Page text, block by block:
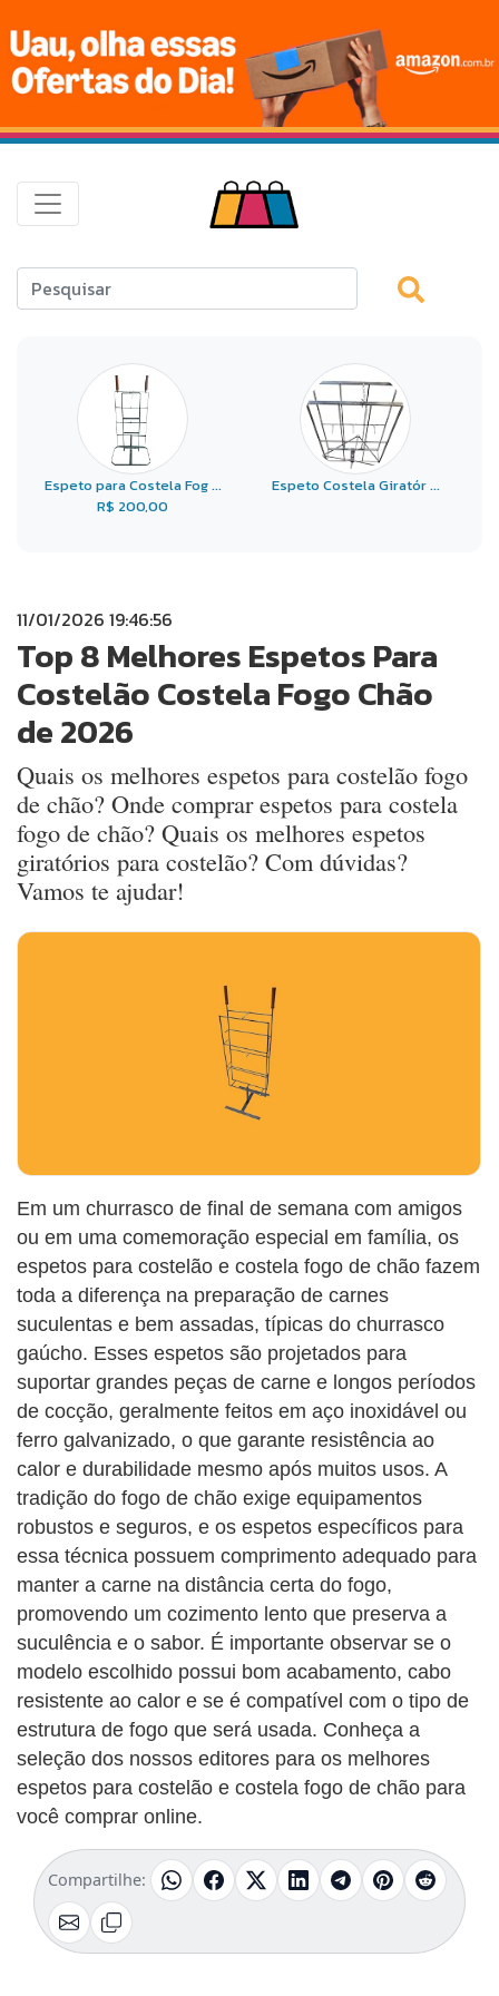
Espeto para Costela Fog ...
R$ 200,00
Espeto Costela Giratór ...
11/01/2026 19:46:56
Top 8 Melhores Espetos Para
Costelão Costela Fogo Chão
de 2026
Quais os melhores espetos para costelão fogo
de chão? Onde comprar espetos para costela
fogo de chão? Quais os melhores espetos
giratórios para costelão? Com dúvidas?
Vamos te ajudar!
Em um churrasco de final de semana com amigos
ou em uma comemoração especial em família, os
espetos para costelão e costela fogo de chão fazem
toda a diferença na preparação de carnes
suculentas e bem assadas, típicas do churrasco
gaúcho. Esses espetos são projetados para
suportar grandes peças de carne e longos períodos
de cocção, geralmente feitos em aço inoxidável ou
ferro galvanizado, o que garante resistência ao
calor e durabilidade mesmo após muitos usos. A
tradição do fogo de chão exige equipamentos
robustos e seguros, e os espetos específicos para
essa técnica possuem comprimento adequado para
manter a carne na distância certa do fogo,
promovendo um cozimento lento que preserva a
suculência e o sabor. É importante observar se o
modelo escolhido possui bom acabamento, cabo
resistente ao calor e se é compatível com o tipo de
estrutura de fogo que será usada. Conheça a
seleção dos nossos editores para os melhores
espetos para costelão e costela fogo de chão para
você comprar online.
Compartilhe: